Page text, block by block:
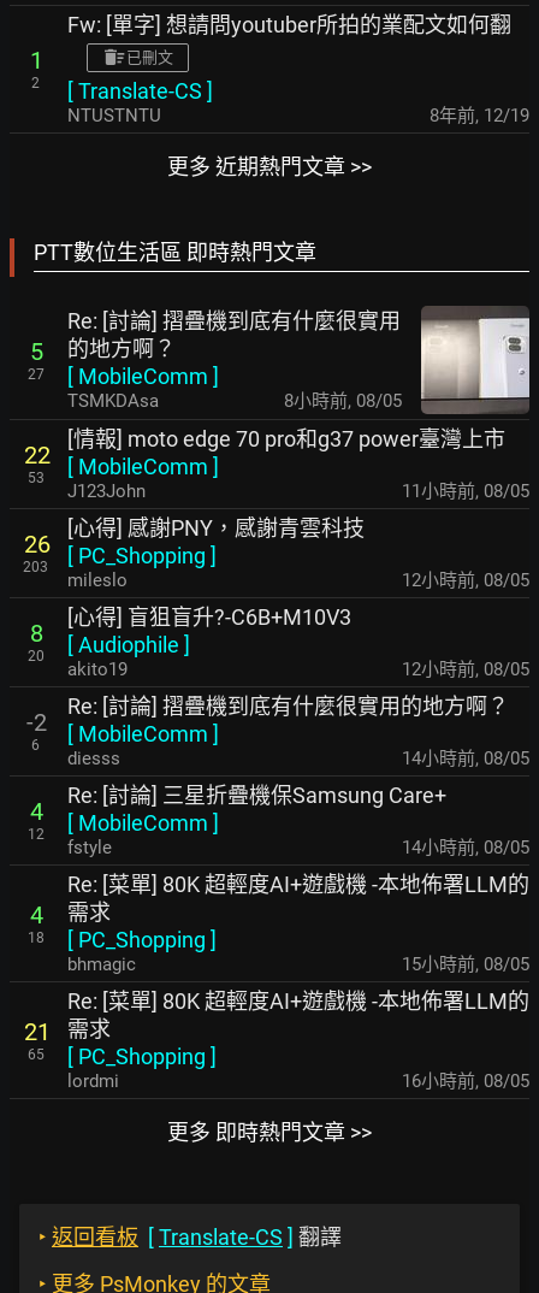
1
2
Fw: [單字] 想請問youtuber所拍的業配文如何翻
已刪文
[Translate-CS ]
NTUSTNTU 8年前, 12/19
更多 近期熱門文章 >>
PTT數位生活區 即時熱門文章
5
27
Re: [討論] 摺疊機到底有什麼很實用
的地方啊？
[ MobileComm ]
TSMKDAsa 8小時前, 08/05
22
53
[情報] moto edge 70 pro和g37 power臺灣上市
[ MobileComm ]
J123John 11小時前, 08/05
26
203
[心得] 感謝PNY，感謝青雲科技
[ PC_Shopping ]
mileslo 12小時前, 08/05
8
20
[心得] 盲狙盲升?-C6B+M10V3
[Audiophile ]
akito19 12小時前, 08/05
-2
6
Re: [討論] 摺疊機到底有什麼很實用的地方啊？
[ MobileComm ]
diesss 14小時前, 08/05
4
12
Re: [討論] 三星折疊機保Samsung Care+
[ MobileComm ]
fstyle 14小時前, 08/05
4
18
Re: [菜單] 80K 超輕度AI+遊戲機 -本地佈署LLM的
需求
[ PC_Shopping ]
bhmagic 15小時前, 08/05
21
65
Re: [菜單] 80K 超輕度AI+遊戲機 -本地佈署LLM的
需求
[ PC_Shopping ]
lordmi 16小時前, 08/05
更多 即時熱門文章 >>
‣ 返回看板 [Translate-CS ] 翻譯
‣ 更多 PsMonkey 的文章